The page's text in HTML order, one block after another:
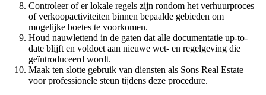
Controleer of er lokale regels zijn rondom het verhuurproces
of verkoopactiviteiten binnen bepaalde gebieden om
mogelijke boetes te voorkomen.
Houd nauwlettend in de gaten dat alle documentatie up-to-
date blijft en voldoet aan nieuwe wet- en regelgeving die
geïntroduceerd wordt.
Maak ten slotte gebruik van diensten als Sons Real Estate
voor professionele steun tijdens deze procedure.